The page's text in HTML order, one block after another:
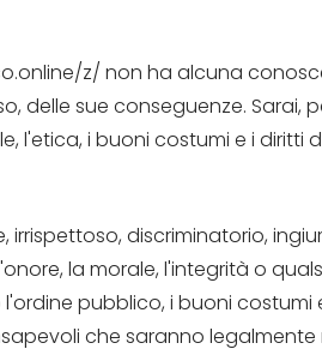
z/ non ha alcuna
delle sue conseguenze. Sarai,
l'etica, i buoni costumi e i diritti
discriminatorio,
la morale, l'integrità o
pubblico, i buoni costumi
che saranno legalmente